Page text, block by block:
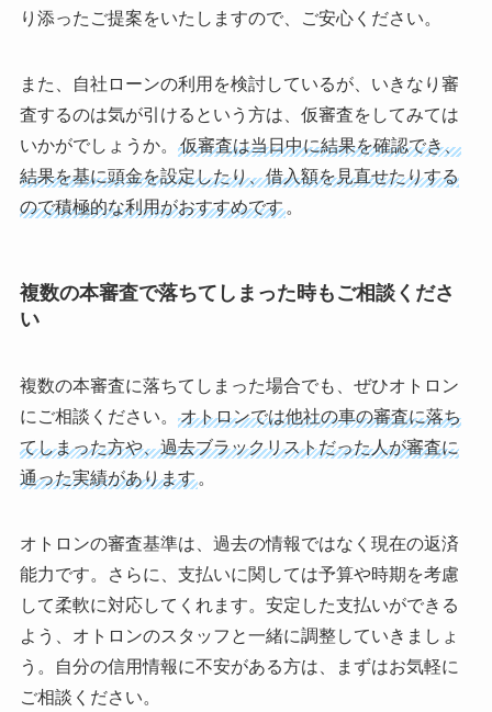
り添ったご提案をいたしますので、ご安心ください。
また、自社ローンの利用を検討しているが、いきなり審
査するのは気が引けるという方は、仮審査をしてみては
いかがでしょうか。
仮審査は当日中に結果を確認でき、
結果を基に頭金を設定したり、借入額を見直せたりする
ので積極的な利用がおすすめです。
複数の本審査で落ちてしまった時もご相談くださ
い
複数の本審査に落ちてしまった場合でも、ぜひオトロン
にご相談ください。
オトロンでは他社の車の審査に落ち
てしまった方や、過去ブラックリストだった人が審査に
通った実績があります。
オトロンの審査基準は、過去の情報ではなく現在の返済
能力です。さらに、支払いに関しては予算や時期を考慮
して柔軟に対応してくれます。安定した支払いができる
よう、オトロンのスタッフと一緒に調整していきましょ
う。自分の信用情報に不安がある方は、まずはお気軽に
ご相談ください。